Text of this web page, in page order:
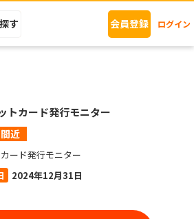
探す 会員登録 ログイン
トカード発行モニター
近
2024年12月31日